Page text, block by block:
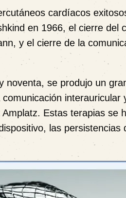
cardíacos
en 1966, el cierre del
y el cierre de la
noventa, se produjo un
interauricular
Estas terapias se
las